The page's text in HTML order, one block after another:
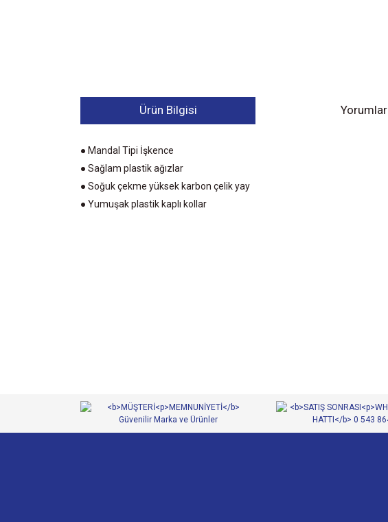
Ürün Bilgisi Yorumlar
● Mandal Tipi İşkence
● Sağlam plastik ağızlar
● Soğuk çekme yüksek karbon çelik yay
● Yumuşak plastik kaplı kollar
Ürün fiyatı diğer sitelerden daha pahalı.
Bu ürüne benzer farklı alternatifler olmalı.